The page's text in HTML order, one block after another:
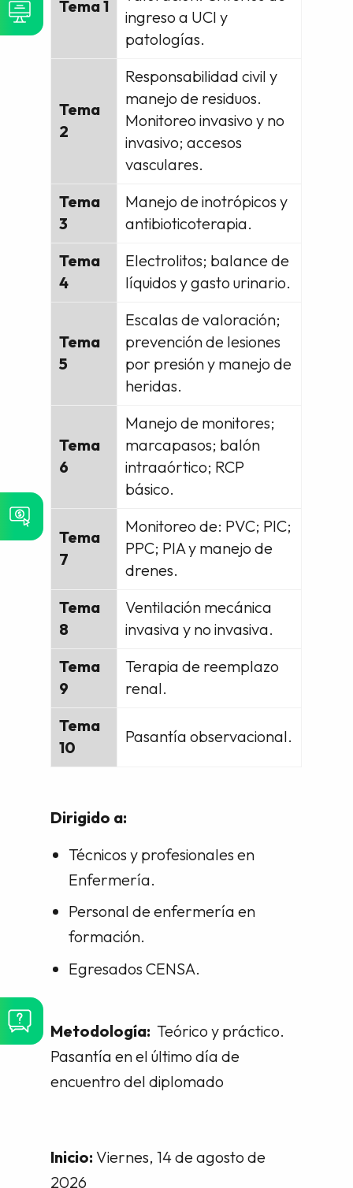
Tema 1
ingreso a UCI y
patologías.
Tema
2
Responsabilidad civil y
manejo de residuos.
Monitoreo invasivo y no
invasivo; accesos
vasculares.
Tema
3
Manejo de inotrópicos y
antibioticoterapia.
Tema
4
Electrolitos; balance de
líquidos y gasto urinario.
Tema
5
Escalas de valoración;
prevención de lesiones
por presión y manejo de
heridas.
Tema
6
Manejo de monitores;
marcapasos; balón
intraaórtico; RCP
básico.
Tema
7
Monitoreo de: PVC; PIC;
PPC; PIA y manejo de
drenes.
Tema
8
Ventilación mecánica
invasiva y no invasiva.
Tema
9
Terapia de reemplazo
renal.
Tema
10
Pasantía observacional.
Dirigido a:
Técnicos y profesionales en
Enfermería.
Personal de enfermería en
formación.
Egresados CENSA.
Metodología: Teórico y práctico.
Pasantía en el último día de
encuentro del diplomado
Inicio: Viernes, 14 de agosto de
2026